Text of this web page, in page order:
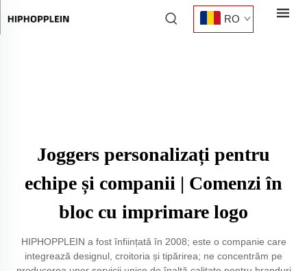
RO
Joggers personalizați pentru
echipe și companii | Comenzi în
bloc cu imprimare logo
HIPHOPPLEIN a fost înființată în 2008; este o companie care
integrează designul, croitoria și tipărirea; ne concentrăm pe